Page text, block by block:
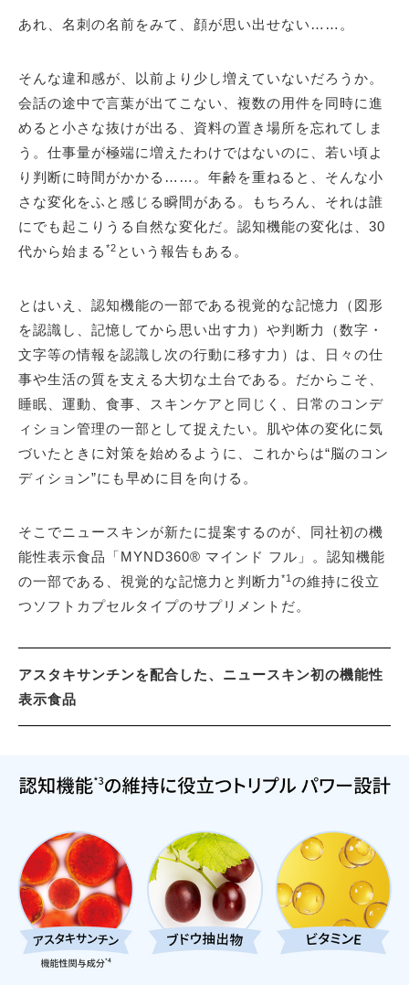
あれ、名刺の名前をみて、顔が思い出せない……。
そんな違和感が、以前より少し増えていないだろうか。
会話の途中で言葉が出てこない、複数の用件を同時に進
めると小さな抜けが出る、資料の置き場所を忘れてしま
う。仕事量が極端に増えたわけではないのに、若い頃よ
り判断に時間がかかる……。年齢を重ねると、そんな小
さな変化をふと感じる瞬間がある。もちろん、それは誰
にでも起こりうる自然な変化だ。認知機能の変化は、30
代から始まる *2 という報告もある。
とはいえ、認知機能の一部である視覚的な記憶力（図形
を認識し、記憶してから思い出す力）や判断力（数字・
文字等の情報を認識し次の行動に移す力）は、日々の仕
事や生活の質を支える大切な土台である。だからこそ、
睡眠、運動、食事、スキンケアと同じく、日常のコンデ
ィション管理の一部として捉えたい。肌や体の変化に気
づいたときに対策を始めるように、これからは“脳のコン
ディション”にも早めに目を向ける。
そこでニュースキンが新たに提案するのが、同社初の機
能性表示食品「MYND360® マインド フル」。認知機能
の一部である、視覚的な記憶力と判断力 *1 の維持に役立
つソフトカプセルタイプのサプリメントだ。
アスタキサンチンを配合した、ニュースキン初の機能性
表示食品